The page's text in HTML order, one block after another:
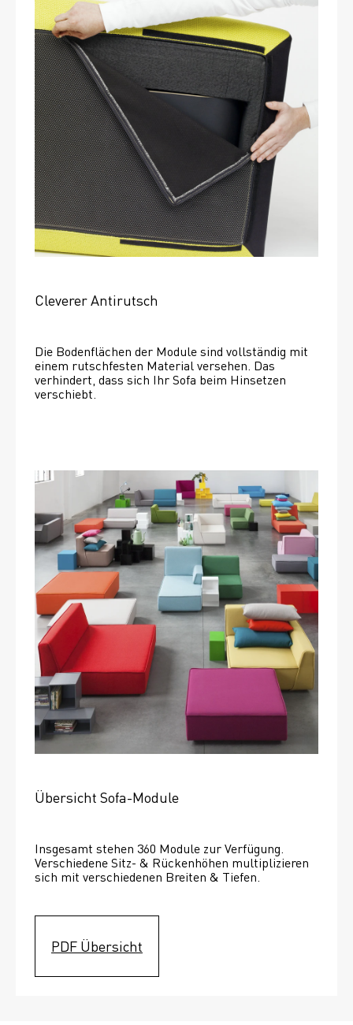
Cleverer Antirutsch
Die Bodenflächen der Module sind vollständig mit
einem rutschfesten Material versehen. Das
verhindert, dass sich Ihr Sofa beim Hinsetzen
verschiebt.
Übersicht Sofa-Module
Insgesamt stehen 360 Module zur Verfügung.
Verschiedene Sitz- & Rückenhöhen multiplizieren
sich mit verschiedenen Breiten & Tiefen.
PDF Übersicht